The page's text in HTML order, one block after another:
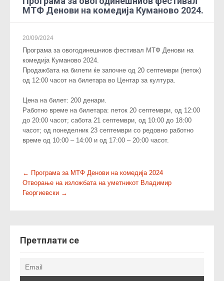
МТФ Денови на комедија Куманово 2024.
20/09/2024
Програма за овогодинешниов фестивал МТФ Денови на
комедија Куманово 2024.
Продажбата на билети ќе започне од 20 септември (петок)
од 12:00 часот на билетара во Центар за култура.
Цена на билет: 200 денари.
Работно време на билетара: петок 20 септември, од 12:00
до 20:00 часот; сабота 21 септември, од 10:00 до 18:00
часот; од понеделник 23 септември со редовно работно
време од 10:00 – 14:00 и од 17:00 – 20:00 часот.
P
o
s
a
v
g
← Програма за МТФ Денови на комедија 2024
Отворање на изложбата на уметникот Владимир
Георгиевски →
Претплати се